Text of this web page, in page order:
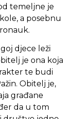
temeljne je
a posebnu
djece leži
je ona koja
te budi
Obitelj je,
građane
da u tom